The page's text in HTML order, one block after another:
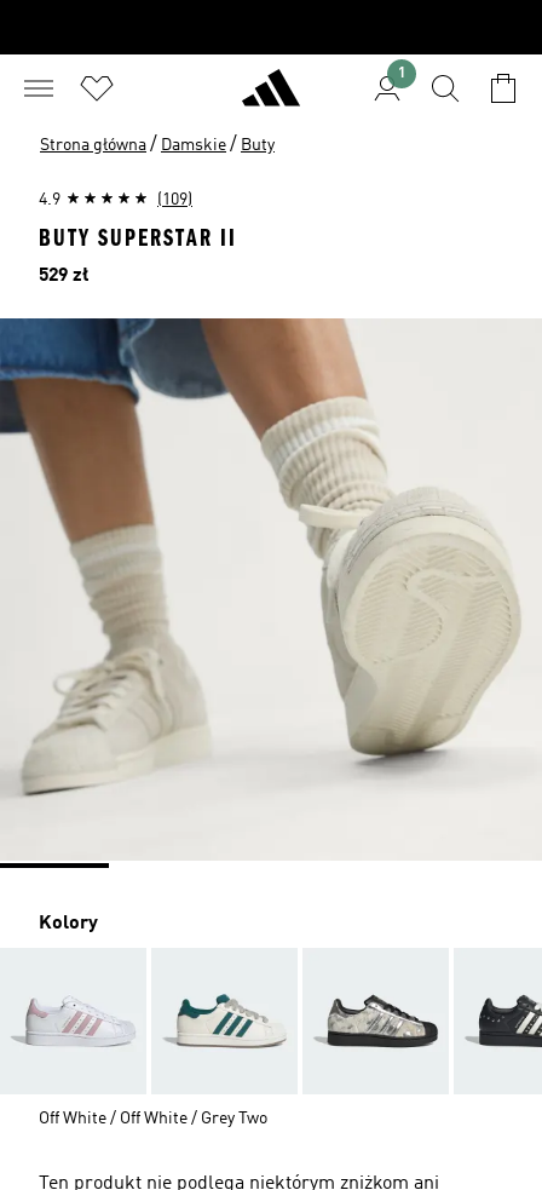
1
Strona główna / Damskie / Buty
4.9 (109)
BUTY SUPERSTAR II
Cena
529 zł
Kolory
Off White / Off White / Grey Two
Ten produkt nie podlega niektórym zniżkom ani